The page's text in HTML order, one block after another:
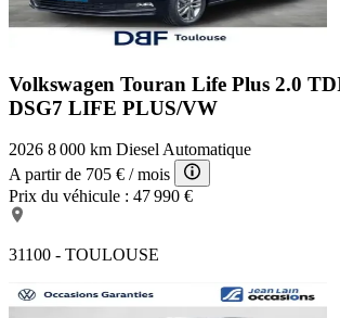
Volkswagen Touran Life Plus 2.0
DSG7 LIFE PLUS/VW
2026 8 000 km Diesel Automatique
A partir de 705 € / mois
Prix du véhicule : 47 990 €
31100 - TOULOUSE